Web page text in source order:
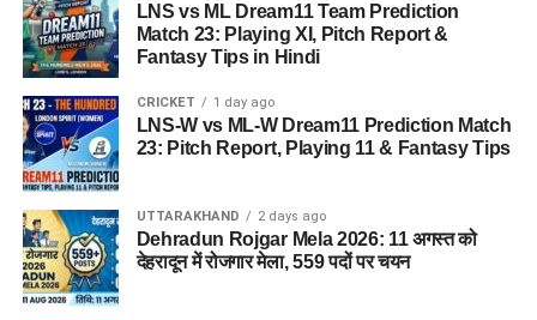
LNS vs ML Dream11 Team Prediction
Match 23: Playing XI, Pitch Report &
Fantasy Tips in Hindi
CRICKET 1 day ago
LNS-W vs ML-W Dream11 Prediction Match
23: Pitch Report, Playing 11 & Fantasy Tips
UTTARAKHAND 2 days ago
Dehradun Rojgar Mela 2026: 11 अगस्त को
देहरादून में रोजगार मेला, 559 पदों पर चयन